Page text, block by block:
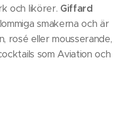
och likörer. Giffard
smakerna och är
rosé eller mousserande,
som Aviation och